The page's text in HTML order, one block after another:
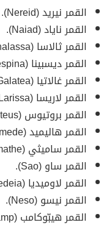
القمر نيريد (Nereid).
القمر ناياد (Naiad).
القمر ثالاسا (Thalassa).
القمر ديسبينا (Despina).
القمر غالاتيا (Galatea).
القمر لاريسا (Larissa).
القمر بروتيوس (Proteus).
القمر هاليميد (Halimede).
القمر ساميثي (Psamathe).
القمر ساو (Sao).
القمر لاوميديا (Laomedeia).
القمر نيسو (Neso).
القمر هيبّوكامب (Hippocamp).